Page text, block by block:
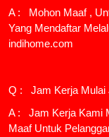
A : Mohon Maaf ,
Yang Mendaftar
indihome.com
Q : Jam Kerja Mulai
A : Jam Kerja Kami
Maaf Untuk